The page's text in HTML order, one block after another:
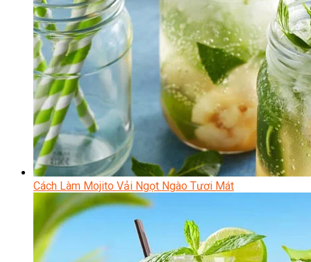
Cách Làm Mojito Vải Ngọt Ngào Tươi Mát